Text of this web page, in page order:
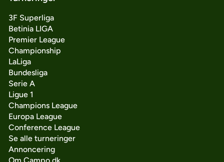
3F Superliga
Betinia LIGA
Premier League
Championship
LaLiga
Bundesliga
Serie A
Ligue 1
Champions League
Europa League
Conference League
Se alle turneringer
Annoncering